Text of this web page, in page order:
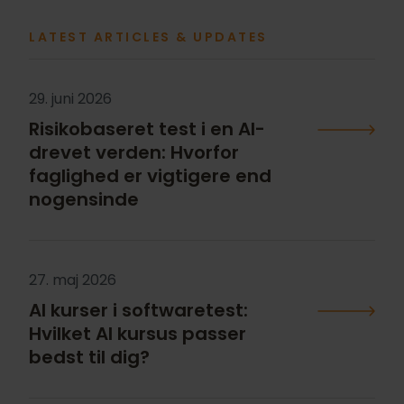
LATEST ARTICLES & UPDATES
29. juni 2026
Risikobaseret test i en AI-
drevet verden: Hvorfor
faglighed er vigtigere end
nogensinde
27. maj 2026
AI kurser i softwaretest:
Hvilket AI kursus passer
bedst til dig?